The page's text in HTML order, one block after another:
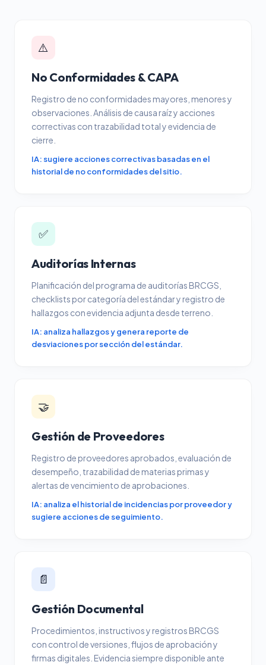
⚠️
No Conformidades & CAPA
Registro de no conformidades mayores, menores y
observaciones. Análisis de causa raíz y acciones
correctivas con trazabilidad total y evidencia de
cierre.
IA: sugiere acciones correctivas basadas en el
historial de no conformidades del sitio.
✅
Auditorías Internas
Planificación del programa de auditorías BRCGS,
checklists por categoría del estándar y registro de
hallazgos con evidencia adjunta desde terreno.
IA: analiza hallazgos y genera reporte de
desviaciones por sección del estándar.
🤝
Gestión de Proveedores
Registro de proveedores aprobados, evaluación de
desempeño, trazabilidad de materias primas y
alertas de vencimiento de aprobaciones.
IA: analiza el historial de incidencias por proveedor y
sugiere acciones de seguimiento.
📄
Gestión Documental
Procedimientos, instructivos y registros BRCGS
con control de versiones, flujos de aprobación y
firmas digitales. Evidencia siempre disponible ante